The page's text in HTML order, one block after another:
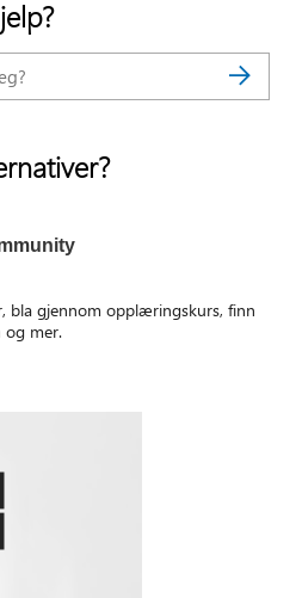
bla gjennom opplæringskurs, finn
og mer.